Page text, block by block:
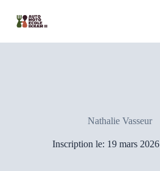
contenu
Nathalie Vasseur
Inscription le: 19 mars 2026